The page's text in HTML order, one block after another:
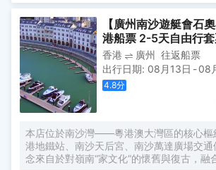
底。由國際著名設計師周光明先生傾力打
格客房，簡約唯美又精緻典雅，是商務人
酒店客房內配有恒温恒壓淋浴、全交換新
智能馬桶及科勒浴缸，AI客控系統給您帶來
驗。酒店全體工作人員攜人工智能機器人小
Day A Better Day”的理念下靜候您的光臨
【廣州南沙遊艇會石
港船票 2-5天自由行
香港 廣州 往返船票
出行日期: 08月13日 -08
4.8分
本店位於南沙灣——粵港澳大灣區的核心樞
港地鐵站、南沙天后宮、南沙萬達廣場交
念來自於對嶺南“家文化”的懷舊與復古，融